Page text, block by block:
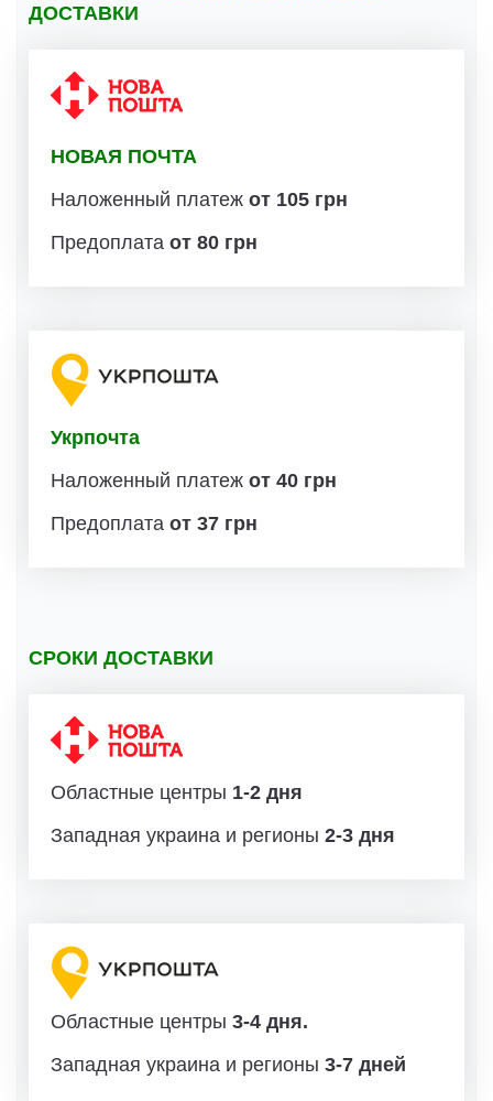
ДОСТАВКИ
НОВАЯ ПОЧТА
Наложенный платеж от 105 грн
Предоплата от 80 грн
Укрпочта
Наложенный платеж от 40 грн
Предоплата от 37 грн
СРОКИ ДОСТАВКИ
Областные центры 1-2 дня
Западная украина и регионы 2-3 дня
Областные центры 3-4 дня.
Западная украина и регионы 3-7 дней